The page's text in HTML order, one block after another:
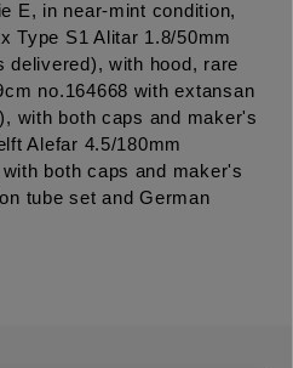
E, in near-mint condition,
Type S1 Alitar 1.8/50mm
delivered), with hood, rare
no.164668 with extansan
with both caps and maker's
Alefar 4.5/180mm
both caps and maker's
tube set and German